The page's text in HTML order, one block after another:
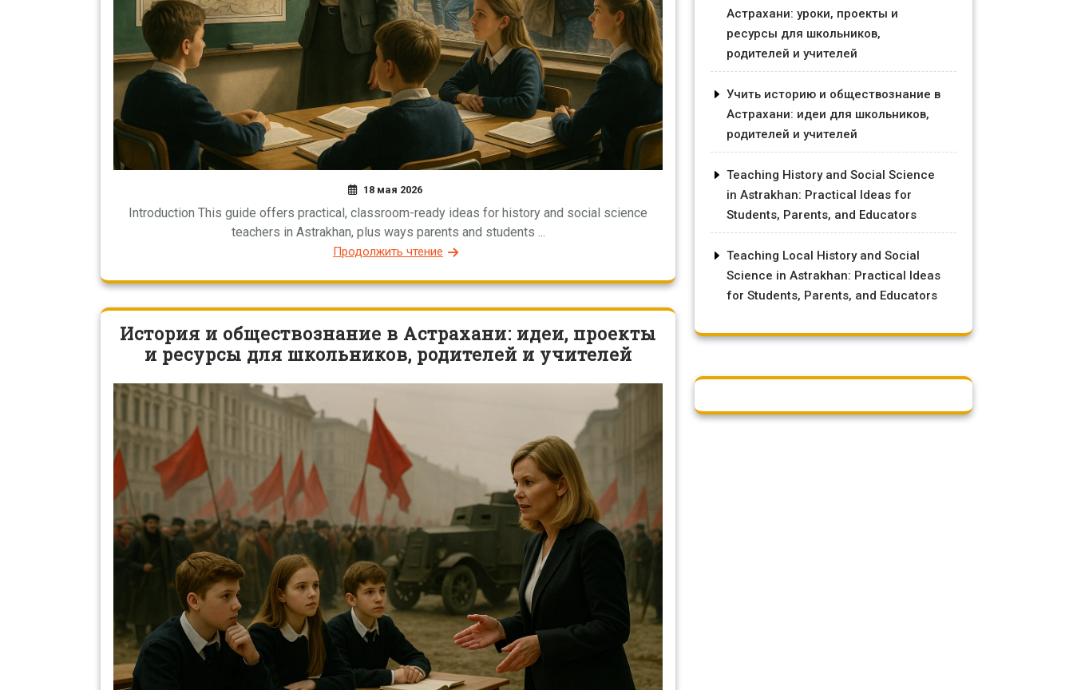
18 мая 2026
Introduction This guide offers practical, classroom-ready ideas for history and social science
teachers in Astrakhan, plus ways parents and students ...
Продолжить чтение
История и обществознание в Астрахани: идеи, проекты
и ресурсы для школьников, родителей и учителей
Астрахани: уроки, проекты и
ресурсы для школьников,
родителей и учителей
Учить историю и обществознание в
Астрахани: идеи для школьников,
родителей и учителей
Teaching History and Social Science
in Astrakhan: Practical Ideas for
Students, Parents, and Educators
Teaching Local History and Social
Science in Astrakhan: Practical Ideas
for Students, Parents, and Educators